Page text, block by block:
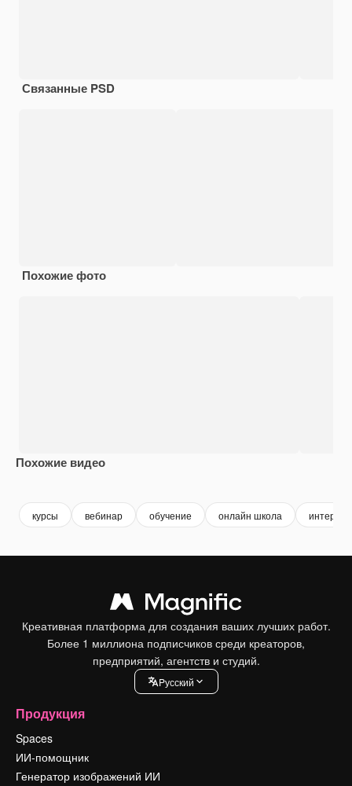
Связанные PSD
Похожие фото
Похожие видео
курсы вебинар обучение онлайн школа интернет
Креативная платформа для создания ваших лучших работ.
Более 1 миллиона подписчиков среди креаторов,
предприятий, агентств и студий.
Pусский
Продукция
Spaces
ИИ-помощник
Генератор изображений ИИ